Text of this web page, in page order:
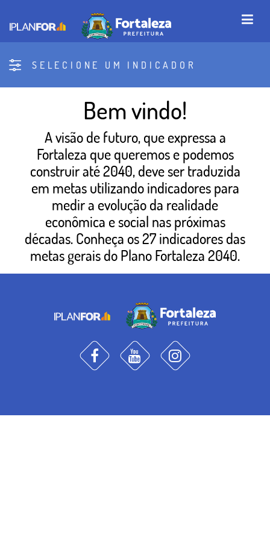
SELECIONE UM INDICADOR
Bem vindo!
A visão de futuro, que expressa a
Fortaleza que queremos e podemos
construir até 2040, deve ser traduzida
em metas utilizando indicadores para
medir a evolução da realidade
econômica e social nas próximas
décadas. Conheça os 27 indicadores das
metas gerais do Plano Fortaleza 2040.